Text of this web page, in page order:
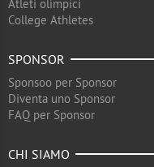
Atleti olimpici
College Athletes
SPONSOR
Sponsoo per Sponsor
Diventa uno Sponsor
FAQ per Sponsor
CHI SIAMO